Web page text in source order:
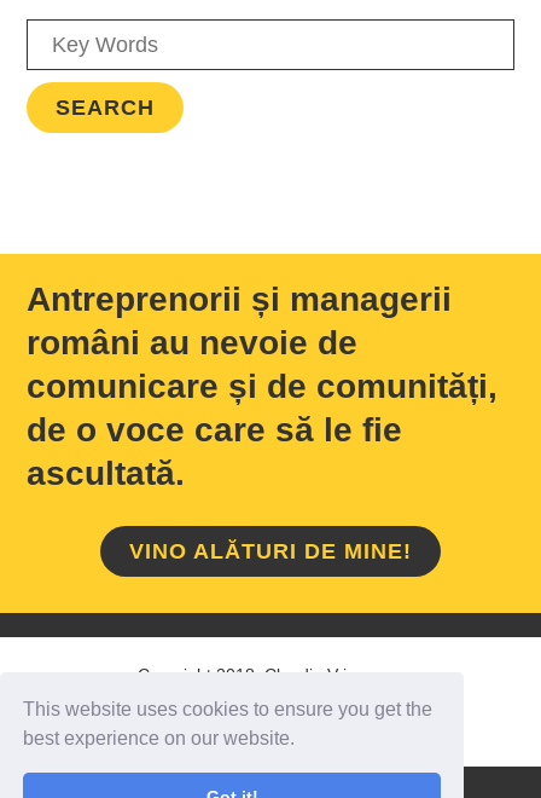
This website uses cookies to ensure you get the
best experience on our website.
Antreprenorii și managerii
români au nevoie de
comunicare și de comunități,
de o voce care să le fie
ascultată.
VINO ALĂTURI DE MINE!
Copyright 2018 Claudiu Vrinceanu
HOME / DESPRE MINE CONTACT